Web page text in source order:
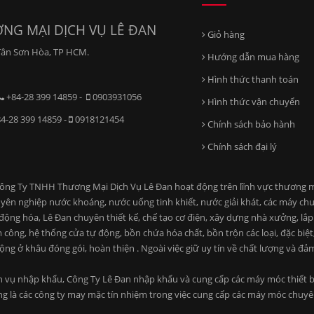
MẠI DỊCH VỤ LÊ ĐAN
Sơn Hòa, TP HCM.
+84-28 399 14859 -
0903931056
28 399 14859 -
0918121454
Giỏ hàng
Hướng dẫn mua hàng
Hình thức thanh toán
Hình thức vận chuyển
Chính sách bảo hành
Chính sách đại lý
Ty TNHH Thương Mại Dịch Vụ Lê Đan hoạt động trên lĩnh vực thương
nghiệp nước khoáng, nước uống tinh khiết, nước giải khát, các máy
hóa, Lê Đan chuyên thiết kế, chế tạo cơ điện, xây dựng nhà xưởng,
hệ thống cửa tự động, bồn chứa hóa chất, bồn trộn các loại, đặc
ở khâu đóng gói, hoàn thiện . Ngoài việc giữ uy tín về chất lượng và
nhập khẩu, Công Ty Lê Đan nhập khẩu và cung cấp các máy móc
là các công ty may mặc tín nhiệm trong việc cung cấp các máy móc